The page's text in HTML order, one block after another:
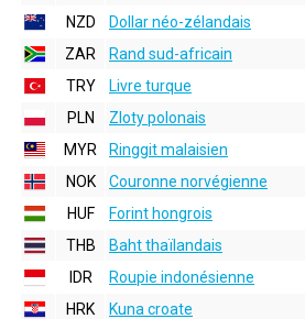
NZD
Dollar néo-zélandais
ZAR
Rand sud-africain
TRY
Livre turque
PLN
Zloty polonais
MYR
Ringgit malaisien
NOK
Couronne norvégienne
HUF
Forint hongrois
THB
Baht thaïlandais
IDR
Roupie indonésienne
HRK
Kuna croate